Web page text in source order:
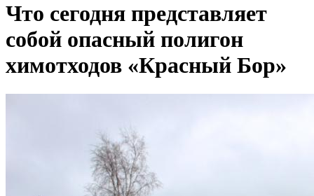
Что сегодня представляет
собой опасный полигон
химотходов «Красный Бор»